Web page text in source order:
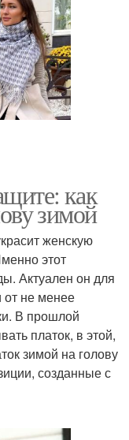
как
зимой
женскую
этот
Актуален он для
от не менее
В прошлой
платок, в этой,
зимой на голову
созданные с